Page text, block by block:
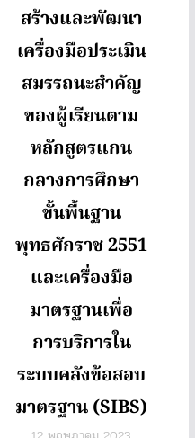
สร้างและพัฒนา
เครื่องมือประเมิน
สมรรถนะสำคัญ
ของผู้เรียนตาม
หลักสูตรแกน
กลางการศึกษา
ขั้นพื้นฐาน
พุทธศักราช 2551
และเครื่องมือ
มาตรฐานเพื่อ
การบริการใน
ระบบคลังข้อสอบ
มาตรฐาน (SIBS)